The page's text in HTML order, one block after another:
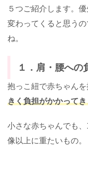
５つご紹介します。
変わってくると思う
ね。
１．肩・腰への
抱っこ紐で赤ちゃん
きく負担がかかって
小さな赤ちゃんでも
像以上に重たいもの。